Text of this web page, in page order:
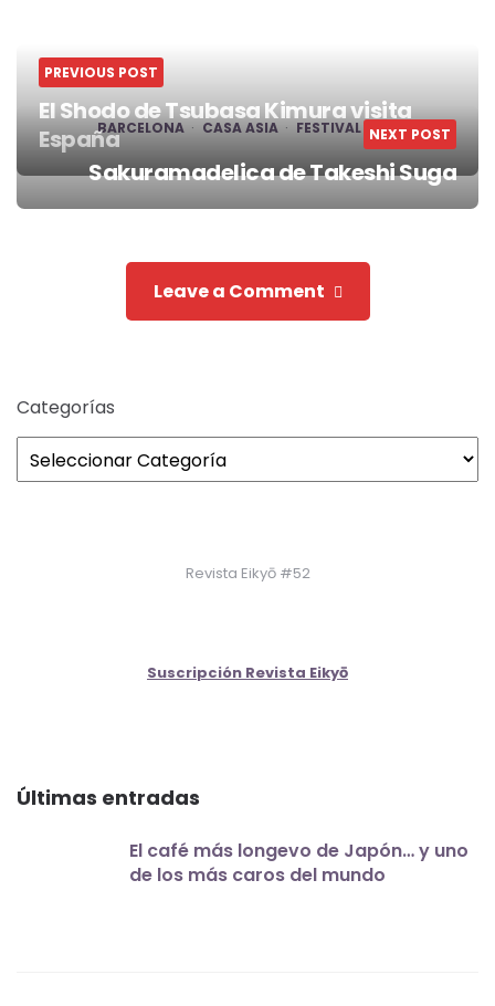
BARCELONA CASA ASIA FESTIVAL ASIA
Post
navigation
PREVIOUS POST
El Shodo de Tsubasa Kimura visita
España
NEXT POST
Sakuramadelica de Takeshi Suga
Leave a Comment
Categorías
Revista Eikyō #52
Suscripción Revista Eikyō
Últimas entradas
El café más longevo de Japón… y uno
de los más caros del mundo